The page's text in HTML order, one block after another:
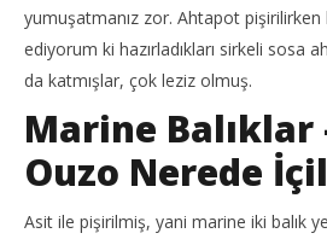
yumuşatmanız zor. Ahtapot
ediyorum ki hazırladıkları sirkeli sosa
da katmışlar, çok leziz olmuş.
Marine Balıklar
Ouzo Nerede
Asit ile pişirilmiş, yani marine iki balık